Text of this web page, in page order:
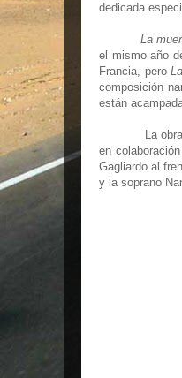
dedicada
La
el mismo año
Francia, pero
composición
están
La
en
Gagliardo al
y la soprano